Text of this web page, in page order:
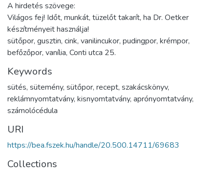
A hirdetés szövege:
Világos fej! Időt, munkát, tüzelőt takarít, ha Dr. Oetker
készítményeit használja!
sütőpor, gusztin, cink, vanilincukor, pudingpor, krémpor,
befőzőpor, vanília, Conti utca 25.
Keywords
sütés, sütemény, sütőpor, recept, szakácskönyv,
reklámnyomtatvány, kisnyomtatvány, aprónyomtatvány,
számolócédula
URI
https://bea.fszek.hu/handle/20.500.14711/69683
Collections